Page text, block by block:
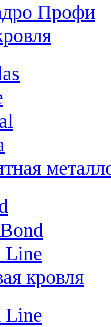
Профи
Line
кровля
Line